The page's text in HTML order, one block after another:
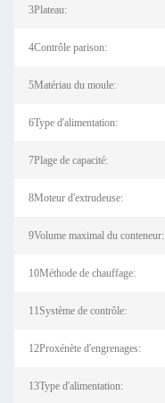
3Plateau:
4Contrôle parison:
5Matériau du moule:
6Type d'alimentation:
7Plage de capacité:
8Moteur d'extrudeuse:
9Volume maximal du conteneur:
10Méthode de chauffage:
11Système de contrôle:
12Proxénète d'engrenages:
13Type d'alimentation: